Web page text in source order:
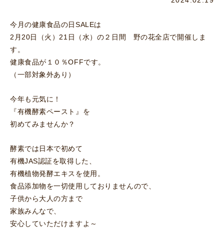
今月の健康食品の日SALEは
2月20日（火）21日（水）の２日間 野の花全店で開催しま
す。
健康食品が１０％OFFです。
（一部対象外あり）
今年も元気に！
『有機酵素ペースト』を
初めてみませんか？
酵素では日本で初めて
有機JAS認証を取得した、
有機植物発酵エキスを使用。
食品添加物を一切使用しておりませんので、
子供から大人の方まで
家族みんなで、
安心していただけますよ～